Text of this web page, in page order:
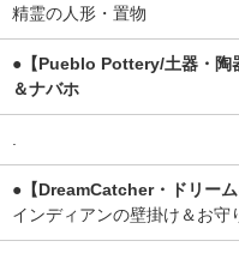
精霊の人形・置物
●【Pueblo Pottery/土器・陶
＆ナバホ
.
●【DreamCatcher・ドリーム
インディアンの壁掛け＆お守